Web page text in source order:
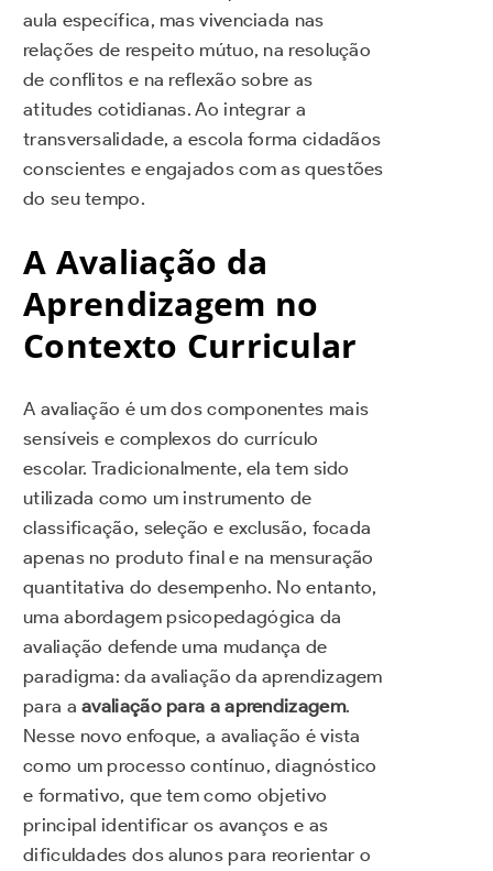
aula específica, mas vivenciada nas
relações de respeito mútuo, na resolução
de conflitos e na reflexão sobre as
atitudes cotidianas. Ao integrar a
transversalidade, a escola forma cidadãos
conscientes e engajados com as questões
do seu tempo.
A Avaliação da
Aprendizagem no
Contexto Curricular
A avaliação é um dos componentes mais
sensíveis e complexos do currículo
escolar. Tradicionalmente, ela tem sido
utilizada como um instrumento de
classificação, seleção e exclusão, focada
apenas no produto final e na mensuração
quantitativa do desempenho. No entanto,
uma abordagem psicopedagógica da
avaliação defende uma mudança de
paradigma: da avaliação da aprendizagem
para aavaliação para a aprendizagem.
Nesse novo enfoque, a avaliação é vista
como um processo contínuo, diagnóstico
e formativo, que tem como objetivo
principal identificar os avanços e as
dificuldades dos alunos para reorientar o